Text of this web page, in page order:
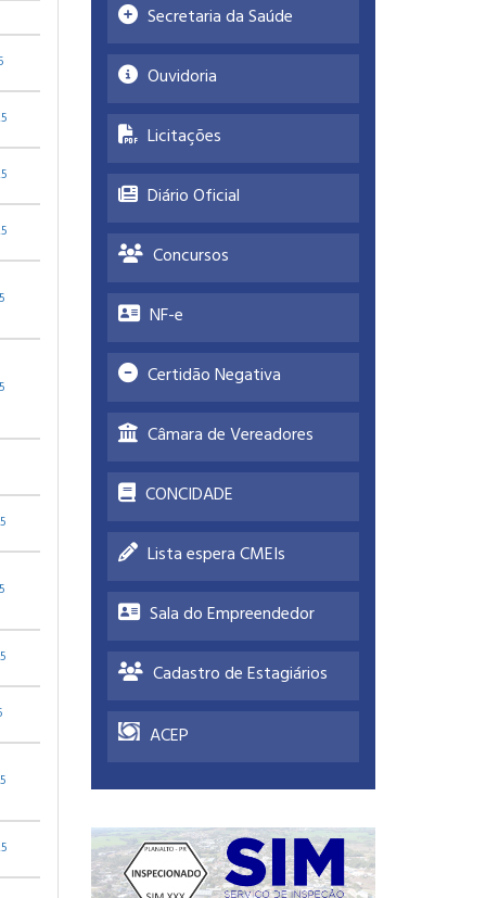
Secretaria da Saúde
Ouvidoria
Licitações
Diário Oficial
Concursos
NF-e
Certidão Negativa
Câmara de Vereadores
CONCIDADE
Lista espera CMEIs
Sala do Empreendedor
Cadastro de Estagiários
ACEP